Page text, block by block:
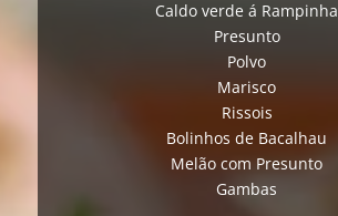
Caldo verde á Rampinha
Presunto
Polvo
Marisco
Rissois
Bolinhos de Bacalhau
Melão com Presunto
Gambas